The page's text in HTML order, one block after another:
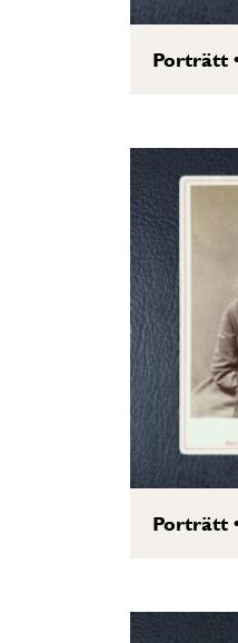
Porträtt
Porträtt